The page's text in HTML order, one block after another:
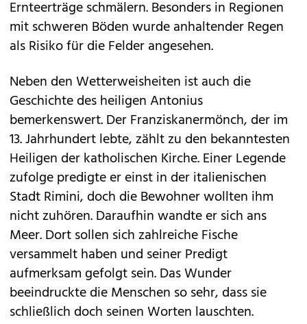
Ernteerträge schmälern. Besonders in Regionen
mit schweren Böden wurde anhaltender Regen
als Risiko für die Felder angesehen.
Neben den Wetterweisheiten ist auch die
Geschichte des heiligen Antonius
bemerkenswert. Der Franziskanermönch, der im
13. Jahrhundert lebte, zählt zu den bekanntesten
Heiligen der katholischen Kirche. Einer Legende
zufolge predigte er einst in der italienischen
Stadt Rimini, doch die Bewohner wollten ihm
nicht zuhören. Daraufhin wandte er sich ans
Meer. Dort sollen sich zahlreiche Fische
versammelt haben und seiner Predigt
aufmerksam gefolgt sein. Das Wunder
beeindruckte die Menschen so sehr, dass sie
schließlich doch seinen Worten lauschten.